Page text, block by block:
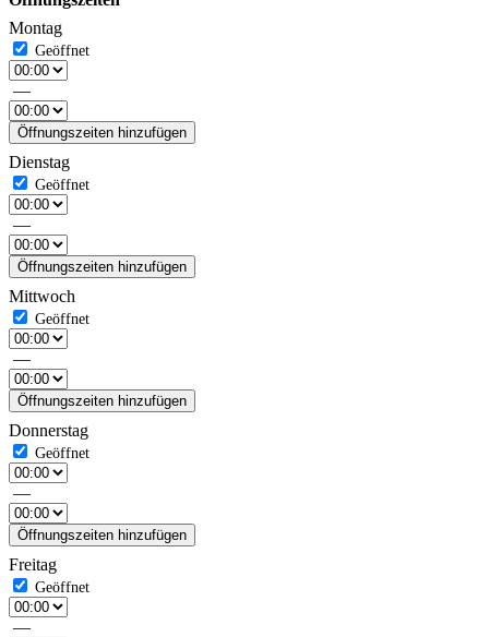
Montag
—
Öffnungszeiten hinzufügen
Dienstag
—
Öffnungszeiten hinzufügen
Mittwoch
—
Öffnungszeiten hinzufügen
Donnerstag
—
Öffnungszeiten hinzufügen
Freitag
—